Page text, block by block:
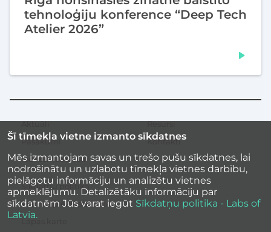
tehnoloģiju konference “Deep Tech
Atelier 2026”
Šī tīmekļa vietne izmanto sīkdatnes
Mēs izmantojam savas un trešo pušu sīkdatnes, lai
nodrošinātu un uzlabotu tīmekļa vietnes darbību,
pielāgotu informāciju un analizētu vietnes
apmeklējumu. Detalizētāku informāciju par
sīkdatnēm Jūs varat iegūt Sīkdatņu politika - Labs of
Latvia.
Sekundārā
izvēlne
Aktuāli
Pasākumi
Iedvesmas stāsti
Resursi
Kontakti
Sīkdatņu politika
Vietnes piekļūstamība
Lapas karte